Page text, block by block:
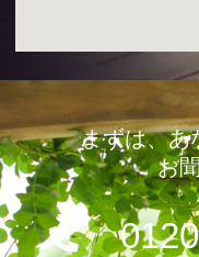
まずは、あ
お